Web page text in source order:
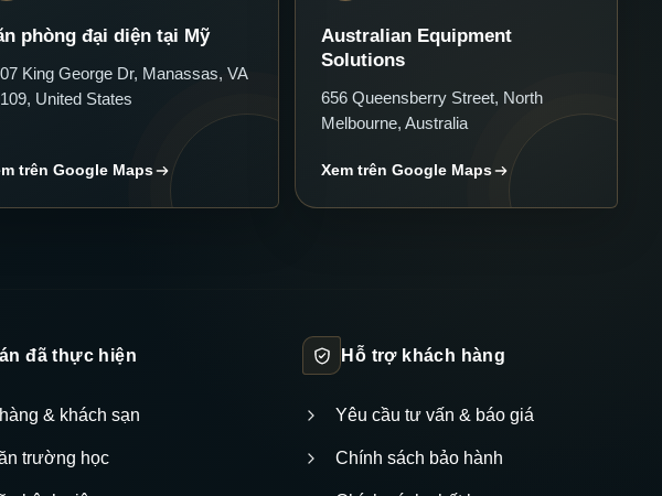
phòng đại diện tại Mỹ
King George Dr, Manassas, VA
United States
trên Google Maps
Australian Equipment
Solutions
656 Queensberry Street, North
Melbourne, Australia
Xem trên Google Maps
đã thực hiện
& khách sạn
trường học
Hỗ trợ khách hàng
Yêu cầu tư vấn & báo giá
Chính sách bảo hành